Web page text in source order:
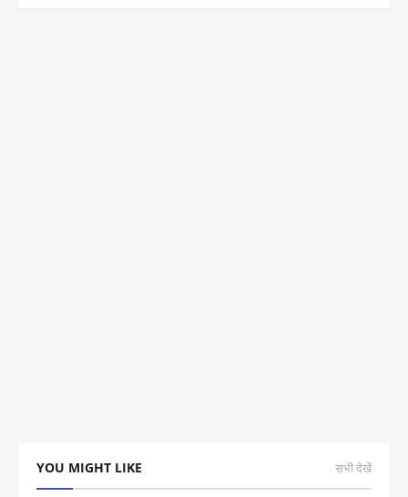
YOU MIGHT LIKE सभी देखें